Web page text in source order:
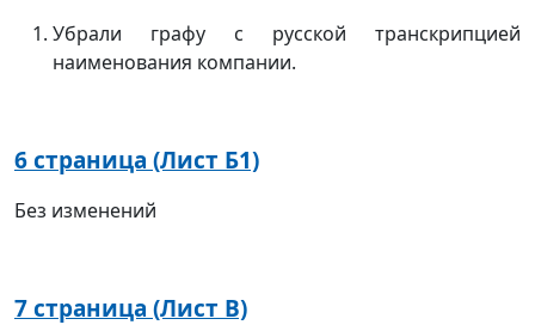
Убрали графу с русской транскрипцией
наименования компании.
6 страница (Лист Б1)
Без изменений
7 страница (Лист В)